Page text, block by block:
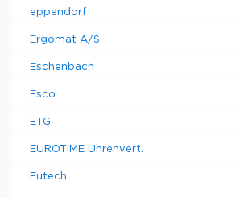
eppendorf
Ergomat A/S
Eschenbach
Esco
ETG
EUROTIME Uhrenvert.
Eutech